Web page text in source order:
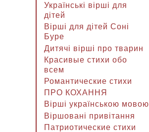
Українські вірші для
дітей
Вірші для дітей Соні
Буре
Дитячі вірші про тварин
Красивые стихи обо
всем
Романтические стихи
ПРО КОХАННЯ
Вірші українською мовою
Віршовані привітання
Патриотические стихи